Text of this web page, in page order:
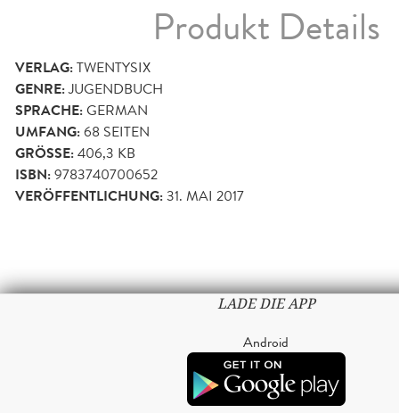
Produkt Details
VERLAG:TWENTYSIX
GENRE:JUGENDBUCH
SPRACHE:GERMAN
UMFANG:68 SEITEN
GRÖSSE: 406,3 KB
ISBN:9783740700652
VERÖFFENTLICHUNG:31. MAI 2017
LADE DIE APP
Android